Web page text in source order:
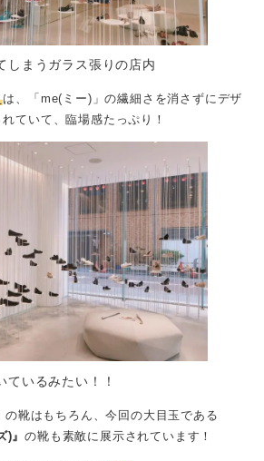
しまうガラス張りの店内
は、「me(ミー)」の繊細さを消さずにデザ
ていて、臨場感たっぷり！
ているみたい！！
の靴はもちろん、今回の大目玉である
)』の靴も素敵に展示されています！